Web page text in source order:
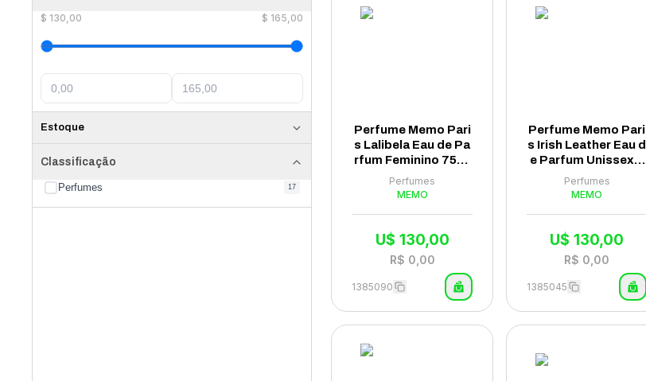
$ 130,00 $ 165,00
Estoque
Classificação
Perfumes 17
Perfume Memo Pari
s Lalibela Eau de Pa
rfum Feminino 75ml
- (Tester)
Perfumes
MEMO
U$ 130,00
R$ 0,00
1385090
Perfume Memo Pari
s Irish Leather Eau d
e Parfum Unissex 7
5ml - (Tester)
Perfumes
MEMO
U$130,00
R$ 0,00
1385045